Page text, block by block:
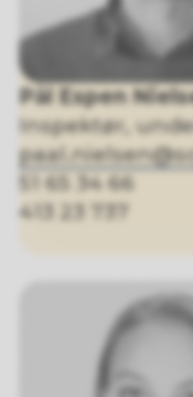
Pål Espen
Inspektør,
51 65 34 66
413 23 737